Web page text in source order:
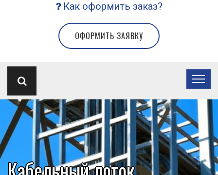
Как оформить заказ?
ОФОРМИТЬ ЗАЯВКУ